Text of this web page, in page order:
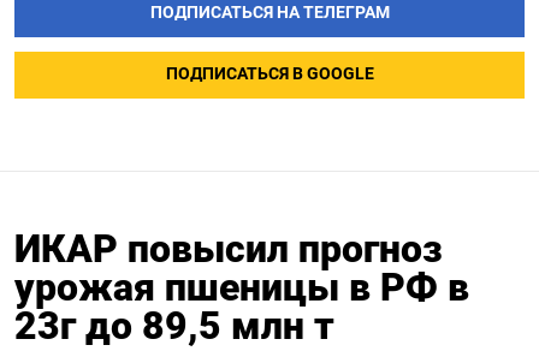
ПОДПИСАТЬСЯ НА ТЕЛЕГРАМ
ПОДПИСАТЬСЯ В GOOGLE
ИКАР повысил прогноз
урожая пшеницы в РФ в
23г до 89,5 млн т